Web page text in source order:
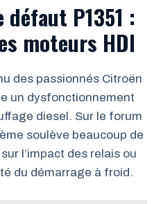
défaut P1351 :
moteurs HDI
des passionnés Citroën
un dysfonctionnement
diesel. Sur le forum
soulève beaucoup de
l’impact des relais ou
du démarrage à froid.